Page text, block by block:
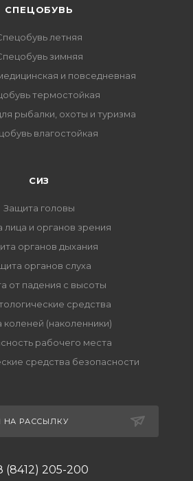
CПЕЦОБУВЬ
летняя
зимняя
и повседневная
термостойкая
рыбалки, охоты и туризма
влагостойкая
СИЗ
Защита головы
лица и органов зрения
органов дыхания
органов слуха
от падения с высоты
средства
коленей (наколенники)
рабочего места
средства безопасности
НА РАССЫЛКУ
(8412) 205-200